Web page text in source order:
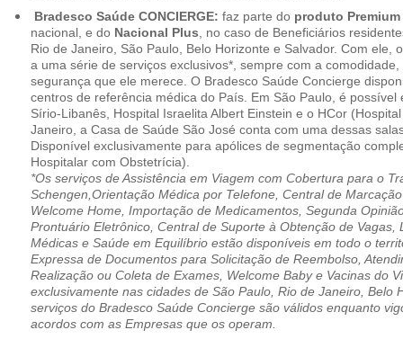
Bradesco Saúde CONCIERGE: faz parte do produto Premium
nacional, e do Nacional Plus , no caso de Beneficiários
Rio de Janeiro, São Paulo, Belo Horizonte e Salvador. Com ele,
a uma série de serviços exclusivos*, sempre com a
segurança que ele merece. O Bradesco Saúde Concierge
centros de referência médica do País. Em São Paulo, é possível
Sírio-Libanês, Hospital Israelita Albert Einstein e o HCor
Janeiro, a Casa de Saúde São José conta com uma dessas
Disponível exclusivamente para apólices de segmentação
Hospitalar com Obstetrícia).
*Os serviços de Assistência em Viagem com Cobertura para o
Schengen,Orientação Médica por Telefone, Central de
Welcome Home, Importação de Medicamentos, Segunda
Prontuário Eletrônico, Central de Suporte à Obtenção de Vagas,
Médicas e Saúde em Equilíbrio estão disponíveis em todo o
Expressa de Documentos para Solicitação de Reembolso,
Realização ou Coleta de Exames, Welcome Baby e Vacinas do
exclusivamente nas cidades de São Paulo, Rio de Janeiro, Belo
serviços do Bradesco Saúde Concierge são válidos enquanto
acordos com as Empresas que os operam.